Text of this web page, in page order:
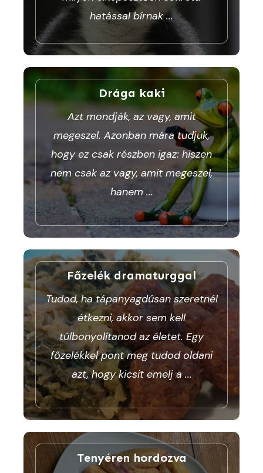
hatással bírnak...
Drága kaki
Azt mondják, az vagy, amit
megeszel. Azonban mára tudjuk,
hogy ez csak részben igaz: hiszen
nem csak az vagy, amit megeszel,
hanem ...
Főzelék dramaturggal
Tudod, ha tápanyagdúsan szeretnél
étkezni, akkor sem kell
túlbonyolítanod az életet. Egy
főzelékkel pont meg tudod oldani
azt, hogy kicsit emelj a...
Tenyéren hordozva